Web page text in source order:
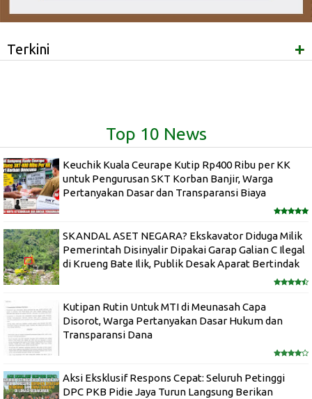
+
Terkini
Top 10 News
Keuchik Kuala Ceurape Kutip Rp400 Ribu per KK
untuk Pengurusan SKT Korban Banjir, Warga
Pertanyakan Dasar dan Transparansi Biaya
SKANDAL ASET NEGARA? Ekskavator Diduga Milik
Pemerintah Disinyalir Dipakai Garap Galian C Ilegal
di Krueng Bate Ilik, Publik Desak Aparat Bertindak
Kutipan Rutin Untuk MTI di Meunasah Capa
Disorot, Warga Pertanyakan Dasar Hukum dan
Transparansi Dana
Aksi Eksklusif Respons Cepat: Seluruh Petinggi
DPC PKB Pidie Jaya Turun Langsung Berikan